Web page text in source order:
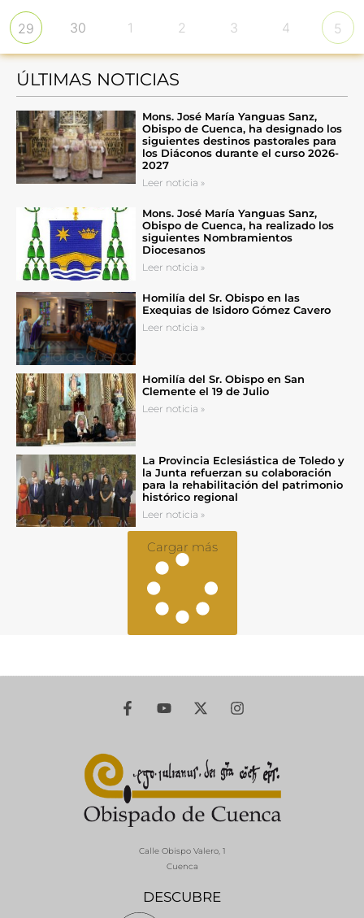
29 30 1 2 3 4 5
ÚLTIMAS NOTICIAS
Mons. José María Yanguas Sanz,
Obispo de Cuenca, ha designado los
siguientes destinos pastorales para
los Diáconos durante el curso 2026-
2027
Leer noticia »
Mons. José María Yanguas Sanz,
Obispo de Cuenca, ha realizado los
siguientes Nombramientos
Diocesanos
Leer noticia »
Homilía del Sr. Obispo en las
Exequias de Isidoro Gómez Cavero
Leer noticia »
Homilía del Sr. Obispo en San
Clemente el 19 de Julio
Leer noticia »
La Provincia Eclesiástica de Toledo y
la Junta refuerzan su colaboración
para la rehabilitación del patrimonio
histórico regional
Leer noticia »
Cargar más
DESCUBRE
Calle Obispo Valero, 1
Cuenca